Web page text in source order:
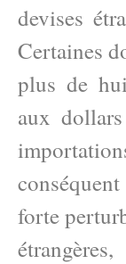
devises
Certaines
plus de
aux
forte